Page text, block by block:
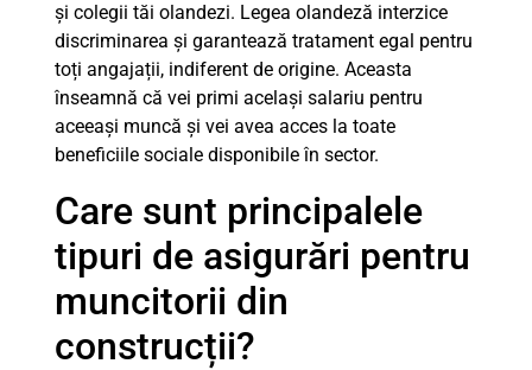
și colegii tăi olandezi. Legea olandeză interzice
discriminarea și garantează tratament egal pentru
toți angajații, indiferent de origine. Aceasta
înseamnă că vei primi același salariu pentru
aceeași muncă și vei avea acces la toate
beneficiile sociale disponibile în sector.
Care sunt principalele
tipuri de asigurări pentru
muncitorii din
construcții?